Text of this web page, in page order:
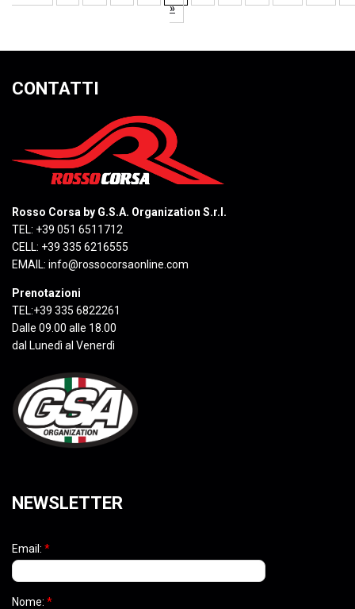
»
CONTATTI
Rosso Corsa by G.S.A. Organization S.r.l.
TEL: +39 051 6511712
CELL: +39 335 6216555
EMAIL: info@rossocorsaonline.com
Prenotazioni
TEL:+39 335 6822261
Dalle 09.00 alle 18.00
dal Lunedì al Venerdì
NEWSLETTER
Email: *
Nome: *